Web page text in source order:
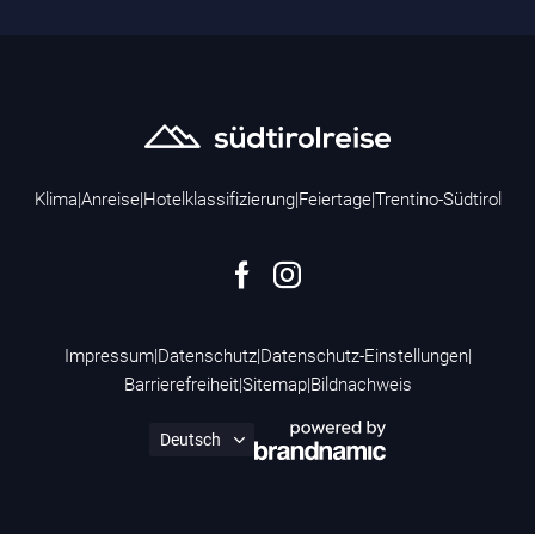
Klima|Anreise|Hotelklassifizierung|Feiertage|Trentino-Südtirol
Impressum|Datenschutz|Datenschutz-Einstellungen|
Barrierefreiheit|Sitemap|Bildnachweis